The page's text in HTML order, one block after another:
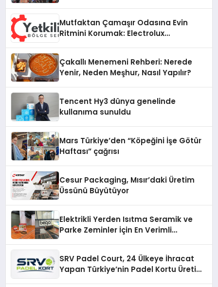
Mutfaktan Çamaşır Odasına Evin
Ritmini Korumak: Electrolux
Çakallı Menemeni Rehberi: Nerede
Yenir, Neden Meşhur, Nasıl Yapılır?
Tencent Hy3 dünya genelinde
kullanıma sunuldu
Mars Türkiye’den “Köpeğini İşe Götür
Haftası” çağrısı
Cesur Packaging, Mısır’daki Üretim
Üssünü Büyütüyor
Elektrikli Yerden Isıtma Seramik ve
Parke Zeminler İçin En Verimli
SRV Padel Court, 24 Ülkeye İhracat
Yapan Türkiye’nin Padel Kortu Üretim